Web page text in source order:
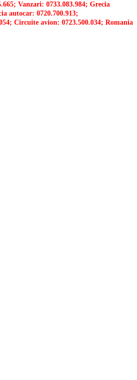
Vanzari: 0733.083.984; Grecia
autocar: 0720.700.913;
Circuite avion: 0723.500.034; Romania